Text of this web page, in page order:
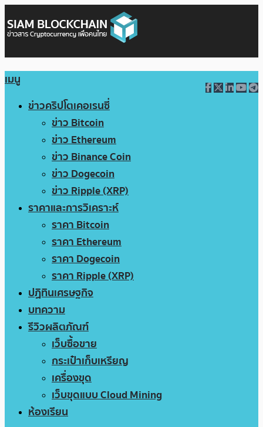
เมนู
ข่าวคริปโตเคอเรนซี่
ข่าว Bitcoin
ข่าว Ethereum
ข่าว Binance Coin
ข่าว Dogecoin
ข่าว Ripple (XRP)
ราคาและการวิเคราะห์
ราคา Bitcoin
ราคา Ethereum
ราคา Dogecoin
ราคา Ripple (XRP)
ปฏิทินเศรษฐกิจ
บทความ
รีวิวผลิตภัณฑ์
เว็บซื้อขาย
กระเป๋าเก็บเหรียญ
เครื่องขุด
เว็บขุดแบบ Cloud Mining
ห้องเรียน